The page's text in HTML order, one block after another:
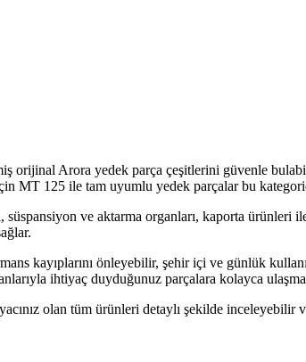
Arora yedek parça çeşitlerini güvenle
MT 125 ile tam uyumlu yedek parçalar bu
ve aktarma organları, kaporta ürünleri
kayıplarını önleyebilir, şehir içi ve günlük
ihtiyaç duyduğunuz parçalara kolayca
olan tüm ürünleri detaylı şekilde inceleyebilir